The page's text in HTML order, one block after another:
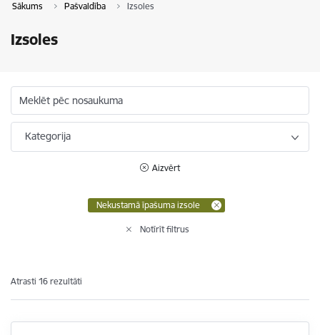
Sākums Pašvaldība Izsoles
Izsoles
Meklēt pēc nosaukuma
Kategorija
Aizvērt
Nekustamā īpašuma izsole
Notīrīt filtrus
Atrasti 16 rezultāti